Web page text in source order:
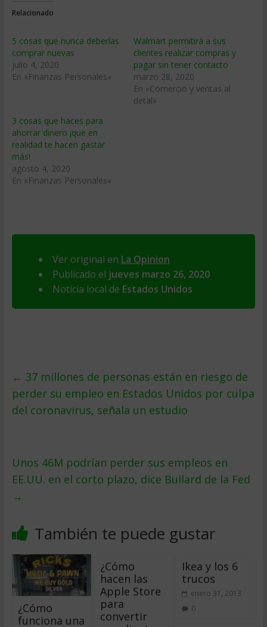
Relacionado
5 cosas que nunca deberías
comprar nuevas
julio 4, 2020
En «Finanzas Personales»
Walmart permitirá a sus
clientes realizar compras y
pagar sin tener contacto
marzo 28, 2020
En «Comercio y ventas al
detal»
3 cosas que haces para
ahorrar dinero ¡que en
realidad te hacen gastar
más!
agosto 4, 2020
En «Finanzas Personales»
Ver original en La Opinion
Publicado el jueves marzo 26, 2020
Noticia local de Estados Unidos
← 37 millones de personas están en riesgo de
perder su empleo en Estados Unidos por culpa
del coronavirus, señala un estudio
Unos 46M podrían perder sus empleos en
EE.UU. en el corto plazo, dice Bullard de la Fed
→
También te puede gustar
¿Cómo
funciona una
¿Cómo
hacen las
Apple Store
para
convertir
Ikea y los 6
trucos
enero 31, 2013
0